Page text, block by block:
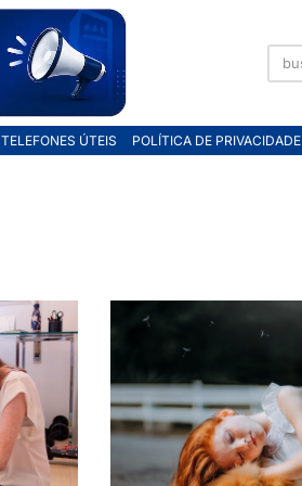
TELEFONES ÚTEIS POLÍTICA DE PRIVACIDADE